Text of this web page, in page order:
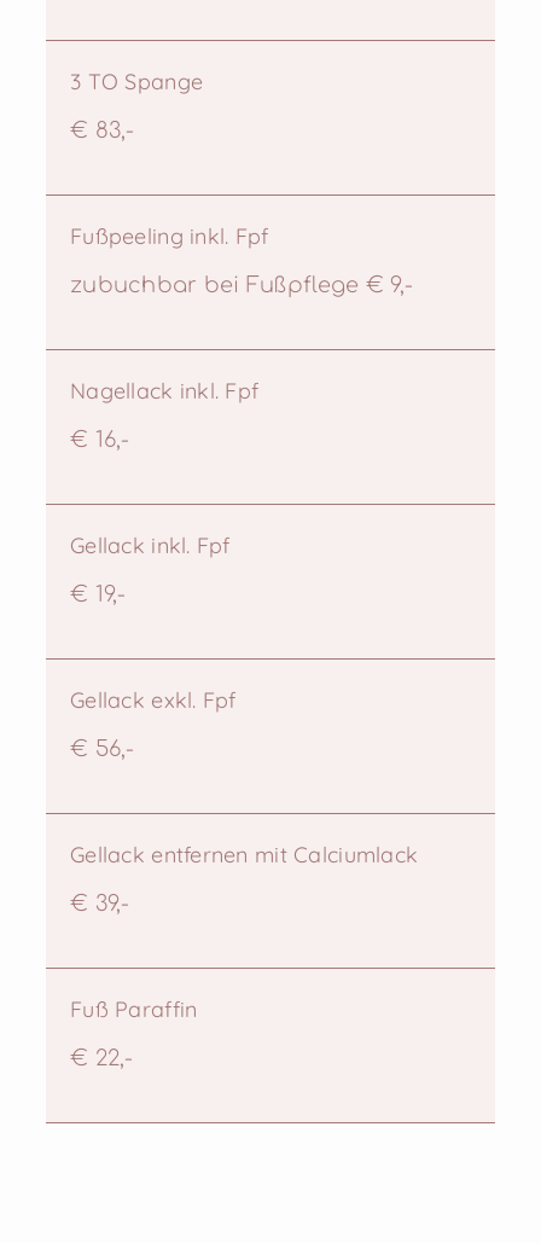
3 TO Spange
€ 83,-
Fußpeeling inkl. Fpf
zubuchbar bei Fußpflege € 9,-
Nagellack inkl. Fpf
€ 16,-
Gellack inkl. Fpf
€ 19,-
Gellack exkl. Fpf
€ 56,-
Gellack entfernen mit Calciumlack
€ 39,-
Fuß Paraffin
€ 22,-